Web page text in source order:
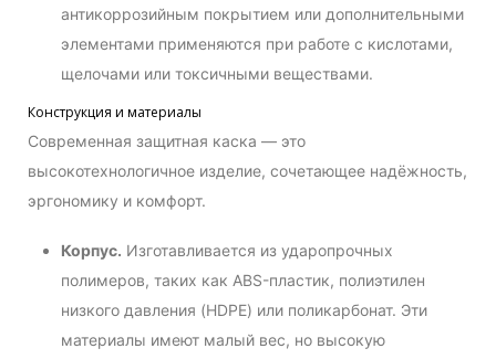
антикоррозийным покрытием или дополнительными
элементами применяются при работе с кислотами,
щелочами или токсичными веществами.
Конструкция и материалы
Современная защитная каска — это
высокотехнологичное изделие, сочетающее надёжность,
эргономику и комфорт.
Корпус. Изготавливается из ударопрочных
полимеров, таких как ABS-пластик, полиэтилен
низкого давления (HDPE) или поликарбонат. Эти
материалы имеют малый вес, но высокую